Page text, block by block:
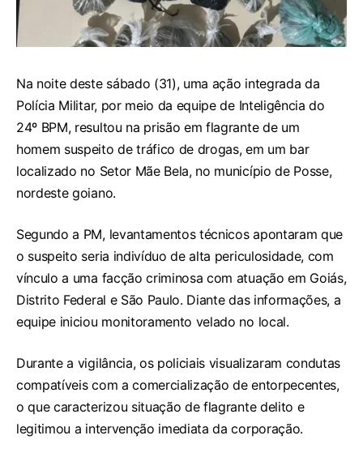
Na noite deste sábado (31), uma ação integrada da
Polícia Militar, por meio da equipe de Inteligência do
24º BPM, resultou na prisão em flagrante de um
homem suspeito de tráfico de drogas, em um bar
localizado no Setor Mãe Bela, no município de Posse,
nordeste goiano.
Segundo a PM, levantamentos técnicos apontaram que
o suspeito seria indivíduo de alta periculosidade, com
vínculo a uma facção criminosa com atuação em Goiás,
Distrito Federal e São Paulo. Diante das informações, a
equipe iniciou monitoramento velado no local.
Durante a vigilância, os policiais visualizaram condutas
compatíveis com a comercialização de entorpecentes,
o que caracterizou situação de flagrante delito e
legitimou a intervenção imediata da corporação.